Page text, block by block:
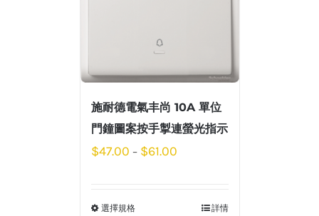
施耐德電氣丰尚 10A 單位
門鐘圖案按手掣連螢光指示
$47.00 – $61.00
選擇規格 詳情